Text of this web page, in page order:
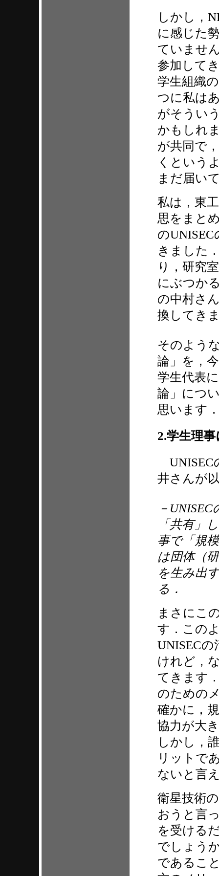
しかし，
に感じた
ていませ
参加して
学生組織
つに私は
がそうい
かもしれ
が共同で
くという
まだ届い
私は，東
思をまと
の
きました
り，研究
にぶつか
の中村さ
換してき
そのよう
論」を，
学生代表
論」につ
思います
2.学生理
UNISEC
井さんが
－
「共有」
事で「規
は団体（
を生み出
る．
まさにこ
す．この
UNISEC
けれど，
てきます
のための
確かに，
協力が大
しかし，
リットで
ないと言
衛星技術
おうと言
を受ける
でしょう
であるこ